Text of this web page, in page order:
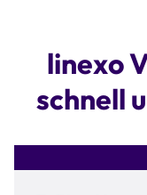
linexo
schnell